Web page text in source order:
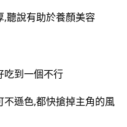
,聽說有助於養顏美容
吃到一個不行
遜色,都快搶掉主角的風